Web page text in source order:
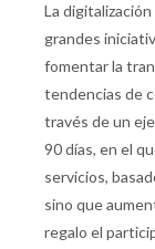
La
grandes
fomentar la
tendencias de
través de un
90 días, en el
servicios,
sino que
regalo el